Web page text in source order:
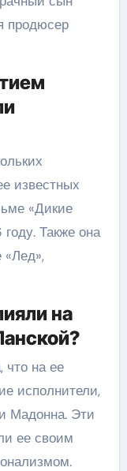
продюсер
известных
«Дикие
Также она
на
что на ее
исполнители,
Мадонна. Эти
ее своим